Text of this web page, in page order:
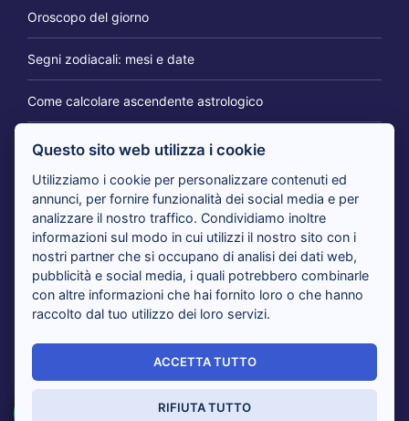
Oroscopo del giorno
Segni zodiacali: mesi e date
Come calcolare ascendente astrologico
IL BLOG DEI CARTOMANTI
Tarocchi 365 giorni per te: il consulto per cambiare
prospettiva
Tarocchi nuovi amori in arrivo: i cartomanti rispondono
Sensitivi al telefono risolvono i tuoi dubbi con i Tarocchi:
Questo sito web utilizza i cookie
Utilizziamo i cookie per personalizzare contenuti ed
annunci, per fornire funzionalità dei social media e per
analizzare il nostro traffico. Condividiamo inoltre
informazioni sul modo in cui utilizzi il nostro sito con i
nostri partner che si occupano di analisi dei dati web,
pubblicità e social media, i quali potrebbero combinarle
con altre informazioni che hai fornito loro o che hanno
raccolto dal tuo utilizzo dei loro servizi.
ACCETTA TUTTO
RIFIUTA TUTTO